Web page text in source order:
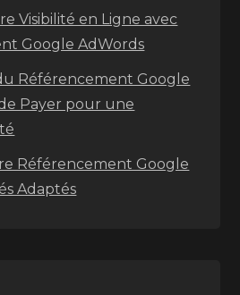
Visibilité en Ligne avec
Google AdWords
Référencement Google
Payer pour une
Référencement Google
Adaptés